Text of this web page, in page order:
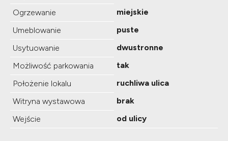
Ogrzewanie
miejskie
Umeblowanie
puste
Usytuowanie
dwustronne
Możliwość parkowania
tak
Położenie lokalu
ruchliwa ulica
Witryna wystawowa
brak
Wejście
od ulicy